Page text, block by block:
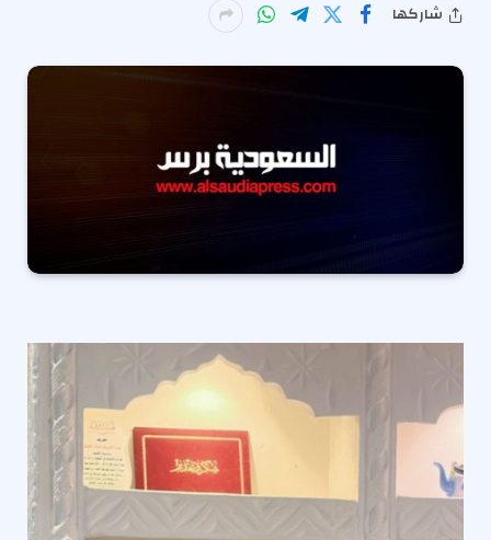
شاركها